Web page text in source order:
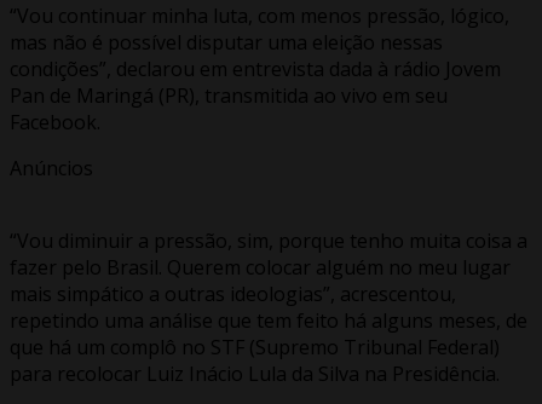
“Vou continuar minha luta, com menos pressão, lógico,
mas não é possível disputar uma eleição nessas
condições”, declarou em entrevista dada à rádio Jovem
Pan de Maringá (PR), transmitida ao vivo em seu
Facebook.
Anúncios
“Vou diminuir a pressão, sim, porque tenho muita coisa a
fazer pelo Brasil. Querem colocar alguém no meu lugar
mais simpático a outras ideologias”, acrescentou,
repetindo uma análise que tem feito há alguns meses, de
que há um complô no STF (Supremo Tribunal Federal)
para recolocar Luiz Inácio Lula da Silva na Presidência.